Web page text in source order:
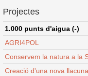
Projectes
1.000 punts d'aigua (-)
AGRI4POL
Conservem la natura a la
Creació d'una nova